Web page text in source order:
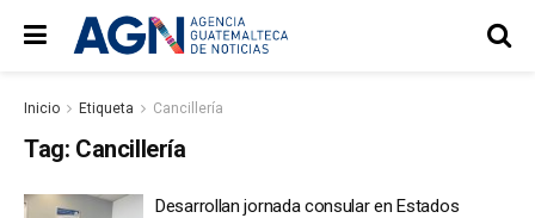
Inicio Etiqueta Cancillería
Tag: Cancillería
Desarrollan jornada consular en Estados